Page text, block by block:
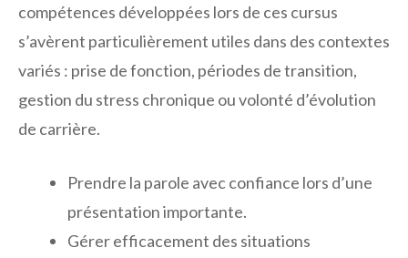
compétences développées lors de ces cursus
s’avèrent particulièrement utiles dans des contextes
variés : prise de fonction, périodes de transition,
gestion du stress chronique ou volonté d’évolution
de carrière.
Prendre la parole avec confiance lors d’une
présentation importante.
Gérer efficacement des situations